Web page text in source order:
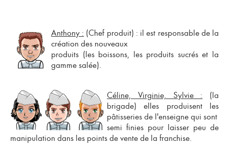
Anthony : (Chef produit) : il est responsable de la
création des nouveaux
produits (les boissons, les produits sucrés et la
gamme salée).
Céline, Virginie, Sylvie : (la
brigade) elles produisent les
pâtisseries de l'enseigne qui sont
semi finies pour laisser peu de
manipulation dans les points de vente de la franchise.